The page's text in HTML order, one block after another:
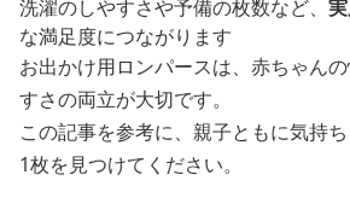
洗濯のしやすさや予備の枚数など、
な満足度につながります
お出かけ用ロンパースは、赤ちゃん
すさの両立が大切です。
この記事を参考に、親子ともに気持
1枚を見つけてください。